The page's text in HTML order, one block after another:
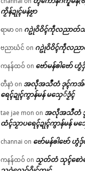
ကၟိန်ဍုၚ်မန်ဗၟာ
ရာမာ on ဂဥုဲဝိဝိၚ်ကဵုလညာတ်သ
ဗညာဃံင် on ဂဥုဲဝိဝိၚ်ကဵုလညာ
ကနန်ထဝ် on ဗော်မန်ၜါဗော်
တီနာဲ on အလဵုအသဳတံ ဒုၚ်ကအ်ပ
ရေၚ်ဍုၚ်ကွာန်မန် မသှေ်ဒၟံၚ်
tae jae mon on အလဵုအသဳတံ ဒု
ထံၚ်သၟာပရေၚ်ဍုၚ်ကွာန်မန် မ
channai on ဗော်မန်ၜါဗော် ဟွံ
ကနန်ထဝ် on သၟတ်တံ သုၚ်စောဲ